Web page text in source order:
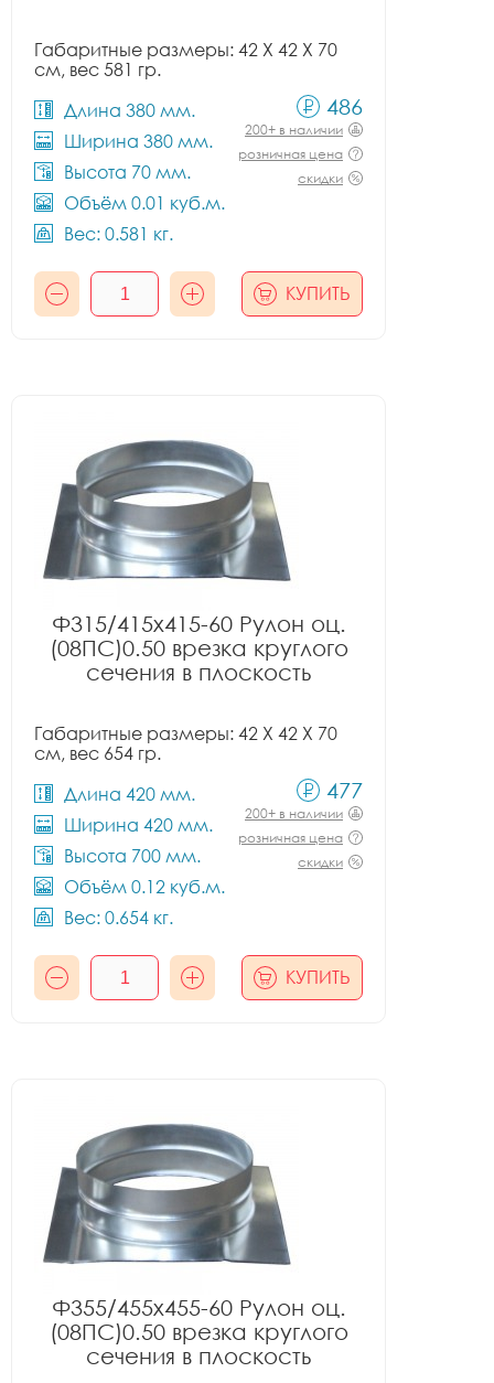
Габаритные размеры: 42 X 42 X 70
см, вес 581 гр.
Длина 380 мм.
Ширина 380 мм.
Высота 70 мм.
Объём 0.01 куб.м.
Вес: 0.581 кг.
486
200+ в наличии
розничная цена
скидки
КУПИТЬ
Ф315/415x415-60 Рулон оц.
(08ПС)0.50 врезка круглого
сечения в плоскость
Габаритные размеры: 42 X 42 X 70
см, вес 654 гр.
Длина 420 мм.
Ширина 420 мм.
Высота 700 мм.
Объём 0.12 куб.м.
Вес: 0.654 кг.
477
200+ в наличии
розничная цена
скидки
КУПИТЬ
Ф355/455x455-60 Рулон оц.
(08ПС)0.50 врезка круглого
сечения в плоскость